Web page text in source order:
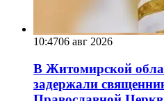
10:4706 авг 2026
В Житомирской
задержали